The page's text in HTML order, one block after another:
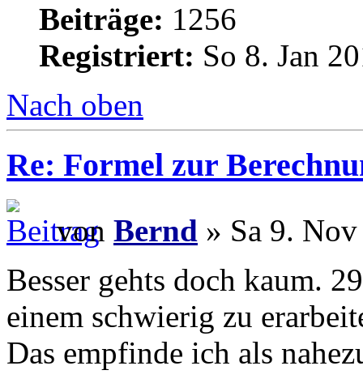
Beiträge: 1256
Registriert: So 8. Jan
Nach oben
Re: Formel zur
von Bernd » Sa 9.
Besser gehts doch kaum.
einem schwierig zu
Das empfinde ich als